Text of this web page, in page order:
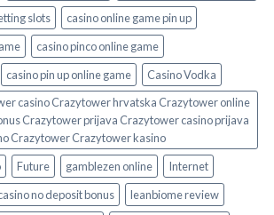
slots
casino online game pin up
casino pinco online game
casino pin up online game
Casino Vodka
casino Crazytower hrvatska Crazytower online
Crazytower prijava Crazytower casino prijava
Crazytower Crazytower kasino
Future gamblezen online
Internet
no deposit bonus
leanbiome review